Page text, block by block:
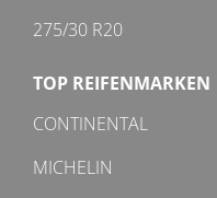
275/30 R20
TOP REIFENMARKEN
CONTINENTAL
MICHELIN